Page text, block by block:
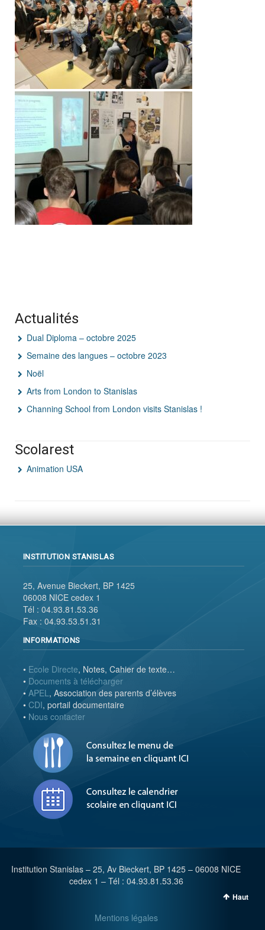
Actualités
Dual Diploma – octobre 2025
Semaine des langues – octobre 2023
Noël
Arts from London to Stanislas
Channing School from London visits Stanislas !
Scolarest
Animation USA
INSTITUTION STANISLAS
25, Avenue Bieckert, BP 1425
06008 NICE cedex 1
Tél : 04.93.81.53.36
Fax : 04.93.53.51.31
INFORMATIONS
• Ecole Directe, Notes, Cahier de texte…
• Documents à télécharger
• APEL, Association des parents d’élèves
• CDI, portail documentaire
• Nous contacter
Institution Stanislas – 25, Av Bieckert, BP 1425 – 06008 NICE
cedex 1 – Tél : 04.93.81.53.36
Haut
Mentions légales